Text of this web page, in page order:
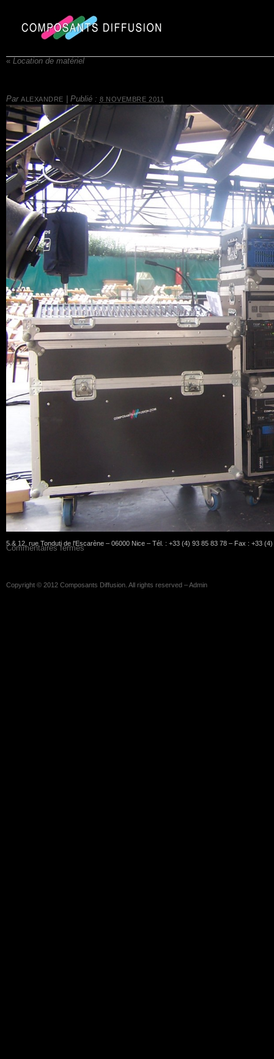
« Location de matériel
Par ALEXANDRE Publié : 8 NOVEMBRE 2011
Commentaires fermés
5 & 12, rue Tonduti de l'Escarène – 06000 Nice – Tél. : +33 (4) 93 85 83 78 – Fax : +33
Copyright © 2012 Composants Diffusion . All rights reserved –Admin